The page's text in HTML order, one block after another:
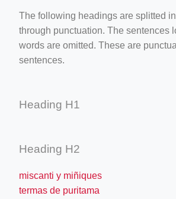
The following headings are splitted
through punctuation. The sentences
words are omitted. These are
sentences.
Heading H1
Heading H2
miscanti y miñiques
termas de puritama